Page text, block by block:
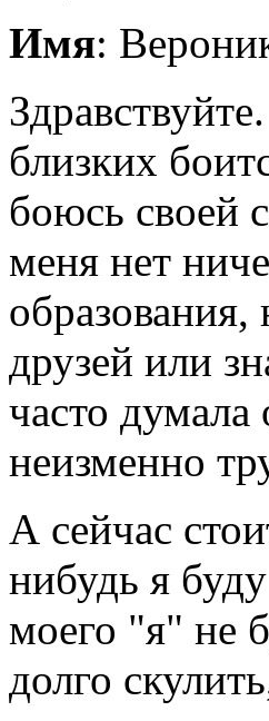
Имя:
близких
боюсь своей
меня нет
друзей или
часто
неизменно
А сейчас
нибудь я
моего "я" не
долго